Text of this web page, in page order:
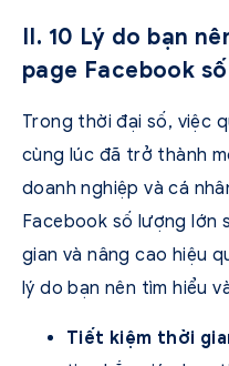
II. 10 Lý do bạn
page Facebook
Trong thời đại số, việc
cùng lúc đã trở thành
doanh nghiệp và cá
Facebook số lượng lớn
gian và nâng cao hiệu
lý do bạn nên tìm hiểu
Tiết kiệm thời